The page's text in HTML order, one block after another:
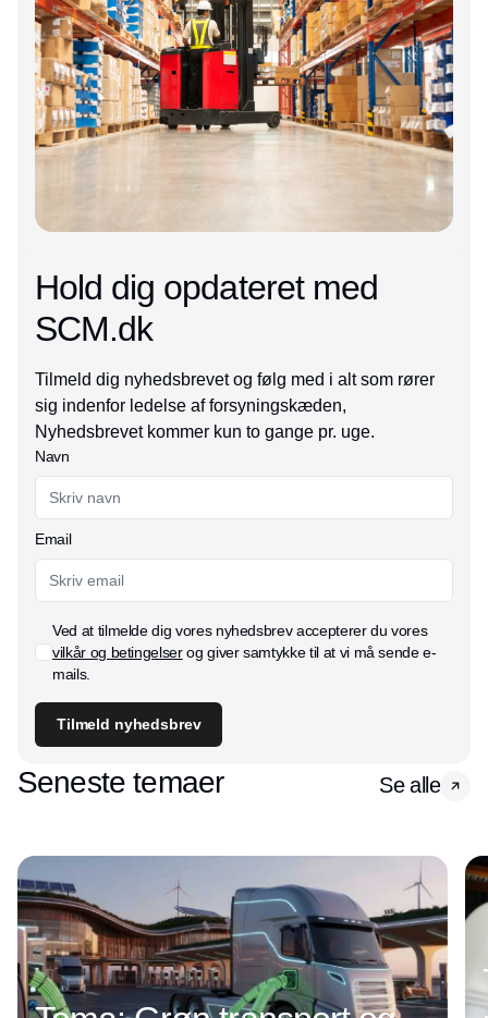
Hold dig opdateret med
SCM.dk
Tilmeld dig nyhedsbrevet og følg med i alt som rører
sig indenfor ledelse af forsyningskæden,
Nyhedsbrevet kommer kun to gange pr. uge.
Navn
Email
Ved at tilmelde dig vores nyhedsbrev accepterer du vores
vilkår og betingelserog giver samtykke til at vi må sende e-
mails.
Tilmeld nyhedsbrev
Seneste temaer Se alle